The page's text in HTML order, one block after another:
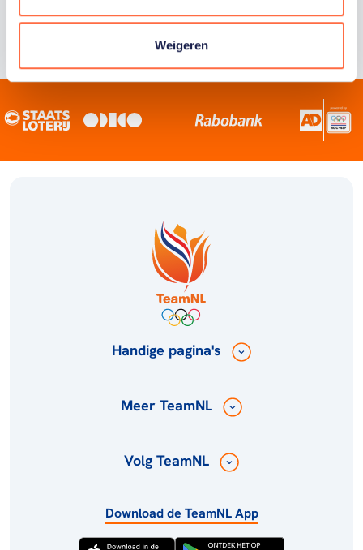
Weigeren
Handige pagina's
Meer TeamNL
Volg TeamNL
Download de TeamNL App